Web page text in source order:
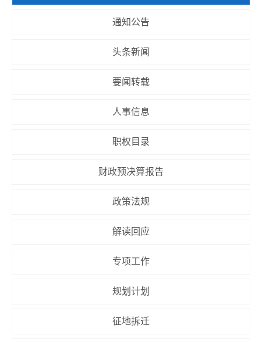
通知公告
头条新闻
要闻转载
人事信息
职权目录
财政预决算报告
政策法规
解读回应
专项工作
规划计划
征地拆迁